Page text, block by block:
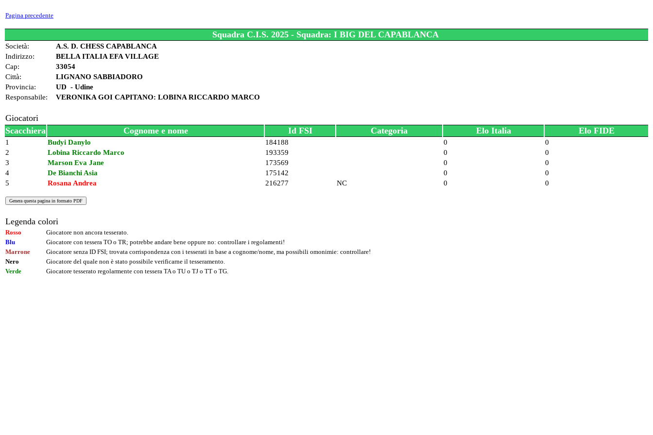
Pagina precedente
Squadra C.I.S. 2025 - Squadra: I BIG DEL CAPABLANCA
Società:
A.S. D. CHESS CAPABLANCA
Indirizzo:
BELLA ITALIA EFA VILLAGE
Cap:
33054
Città:
LIGNANO SABBIADORO
Provincia:
UD - Udine
Responsabile:
VERONIKA GOI CAPITANO: LOBINA RICCARDO MARCO
Giocatori
Scacchiera
Cognome e nome Id FSI Categoria Elo Italia Elo FIDE
1 Budyi Danylo 184188 0
0
2
Lobina Riccardo Marco 193359 0
0
3
Marson Eva Jane 173569 0
0
4
De Bianchi Asia 175142 0
0
5
Rosana Andrea 216277 NC 0 0
Legenda colori
Rosso
Giocatore non ancora tesserato.
Blu
Giocatore con tessera TO o TR; potrebbe andare bene oppure no: controllare i regolamenti!
Marrone
Giocatore senza ID FSI; trovata corrispondenza con i tesserati in base a cognome/nome, ma possibili omonimie: controllare!
Nero
Giocatore del quale non è stato possibile verificarne il tesseramento.
Verde
Giocatore tesserato regolarmente con tessera TA o TU o TJ o TT o TG.